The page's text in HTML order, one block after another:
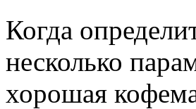
Когда
несколько
хорошая